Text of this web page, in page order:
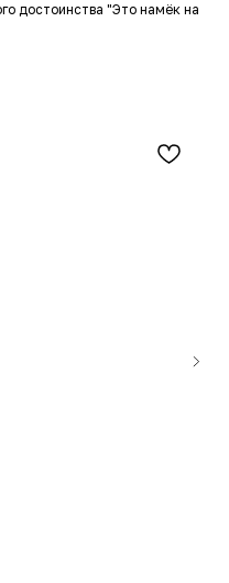
достоинства "Это намёк на